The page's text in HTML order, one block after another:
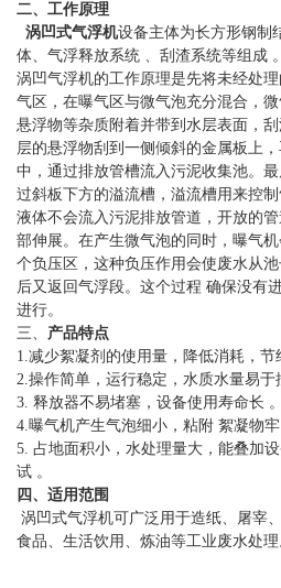
二、工作原理
涡凹式气浮机设备主体为长方形钢制
体、气浮释放系统 、刮渣系统等组成 。
涡凹气浮机的工作原理是先将未经处
气区，在曝气区与微气泡充分混合，
悬浮物等杂质附着并带到水层表面，
层的悬浮物刮到一侧倾斜的金属板上
中，通过排放管槽流入污泥收集池。
过斜板下方的溢流槽，溢流槽用来控
液体不会流入污泥排放管道，开放的
部伸展。在产生微气泡的同时，曝气
个负压区，这种负压作用会使废水从
后又返回气浮段。这个过程 确保没有
进行。
三、 产品特点
1.减少絮凝剂的使用量，降低消耗，节
2.操作简单，运行稳定，水质水量易于
3. 释放器不易堵塞，设备使用寿命长 。
4.曝气机产生气泡细小，粘附 絮凝物
5. 占地面积小，水处理量大，能叠加
试 。
四 、适用范围
涡凹式气浮机可广泛用于造纸、屠宰
食品、生活饮用、炼油等工业废水处理